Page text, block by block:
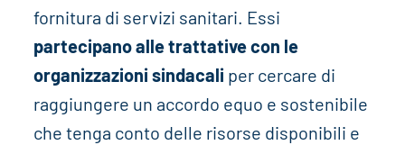
fornitura di servizi sanitari. Essi
partecipano alle trattative con le
organizzazioni sindacali per cercare di
raggiungere un accordo equo e sostenibile
che tenga conto delle risorse disponibili e